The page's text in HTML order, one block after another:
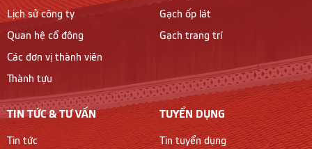
Lịch sử công ty
Quan hệ cổ đông
Các đơn vị thành viên
Thành tựu
Gạch ốp lát
Gạch trang trí
TIN TỨC & TƯ VẤN
Tin tức
TUYỂN DỤNG
Tin tuyển dụng